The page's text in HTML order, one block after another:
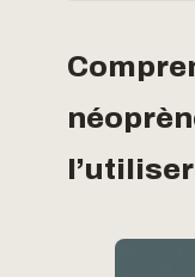
l’utiliser